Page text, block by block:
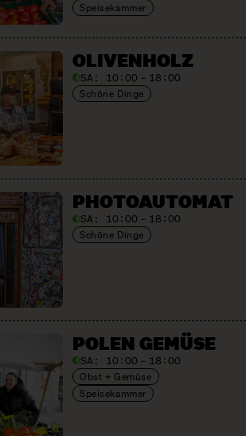
Speisekammer
OLIVEN­HOLZ
SA: 10:00 – 18:00
Schöne Dinge
PHOTO­AUTOMAT
SA: 10:00 – 18:00
Schöne Dinge
POLEN GEMÜSE
SA: 10:00 – 18:00
Obst + Gemüse
Speisekammer